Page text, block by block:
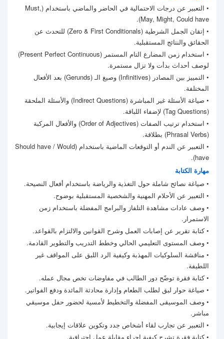
• التعبير عن درجات الاحتمالية في الحاضر والماضي باستخدام (Must,
May, Might, Could have).
• إتقان الجمل الشرطية (Zero & First Conditionals) للتحدث عن
الحقائق والنتائج المستقبلية.
• استخدام زمن المضارع التام المستمر (Present Perfect Continuous)
لوصف أحداث بدأت ولا تزال مستمرة.
• التمييز بين المصادر (Infinitives) وصيغ الـ (Gerunds) بعد الأفعال
المختلفة.
• صياغة الأسئلة غير المباشرة (Indirect Questions) والأسئلة الملحقة
(Tag Questions) لإضفاء اللباقة.
• استخدام ترتيب الصفات (Order of Adjectives) والأفعال المركبة
(Phrasal Verbs) بطلاقة.
• التعبير عن الندم أو التوقعات الماضية باستخدام (Should have / Would
have).
مهارة الكتابة
• صياغة نصائح شاملة حول التغذية والرياضة باستخدام أفعال النصيحة.
• التعبير عن الأحلام المهنية والشخصية المستقبلية بوضوح.
• وصف عادات مشاهدة التلفاز والبرامج المفضلة باستخدام زمن
الاستمرار.
• كتابة تقرير عن إصابات العمل وشرح القوانين والالتزام بالقواعد.
• وصف المستوى التعليمي الحالي وخطط التدريب والتطوير القادمة.
• مناقشة السلوكيات المهذبة وكيفية الرد اللبق على المواقف غير
اللطيفة.
• كتابة فقرة توضّح دور الطالب في مفاوضات تخص مجال عمله.
• صياغة حوار لبق لطلب الطعام وإدارة محادثة المائدة ودفع الفواتير.
• وصف الموسيقى المفضلة والتخطيط لأمسية لحضور حفل موسيقي
مباشر.
• التعبير عن تجارب لقاء أشخاص جدد وتكوين علاقات إيجابية.
• كتابة فقرة تشرح كيفية إجراء مقابلة عمل احترافية.